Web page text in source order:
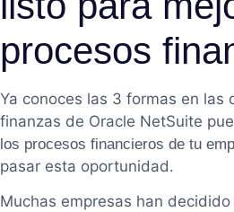
procesos
Ya conoces las 3 formas en las
finanzas de Oracle NetSuite
los procesos financieros de tu
pasar esta oportunidad.
Muchas empresas han